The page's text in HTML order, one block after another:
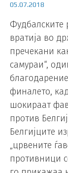
05.07.2018
Фудбалските
вратија во
пречекани
самураи“,
финалето,
шокираат
против
Белгијците
„црвените
противници